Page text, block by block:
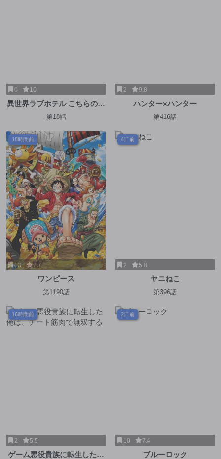
0 10
異世界ラブホテル こちらのお
部屋はハーレムです
第18話
2 9.8
ハンター×ハンター
第416話
18時間前
13 7.7
ワンピース
第1190話
4日前
2 5.8
ヤニねこ
第396話
16時間前
2 5.5
ゲーム悪役貴族に転生した俺
2日前
10 7.4
ブルーロック